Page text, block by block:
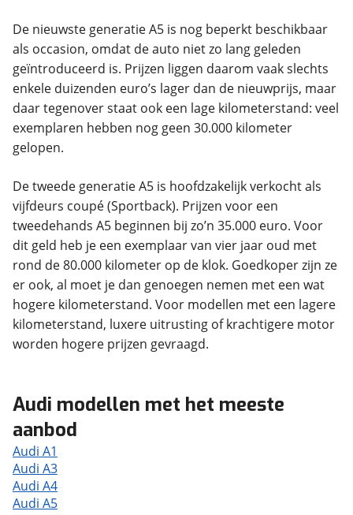
De nieuwste generatie A5 is nog beperkt beschikbaar
als occasion, omdat de auto niet zo lang geleden
geïntroduceerd is. Prijzen liggen daarom vaak slechts
enkele duizenden euro’s lager dan de nieuwprijs, maar
daar tegenover staat ook een lage kilometerstand: veel
exemplaren hebben nog geen 30.000 kilometer
gelopen.
De tweede generatie A5 is hoofdzakelijk verkocht als
vijfdeurs coupé (Sportback). Prijzen voor een
tweedehands A5 beginnen bij zo’n 35.000 euro. Voor
dit geld heb je een exemplaar van vier jaar oud met
rond de 80.000 kilometer op de klok. Goedkoper zijn ze
er ook, al moet je dan genoegen nemen met een wat
hogere kilometerstand. Voor modellen met een lagere
kilometerstand, luxere uitrusting of krachtigere motor
worden hogere prijzen gevraagd.
Audi modellen met het meeste
aanbod
Audi A1
Audi A3
Audi A4
Audi A5